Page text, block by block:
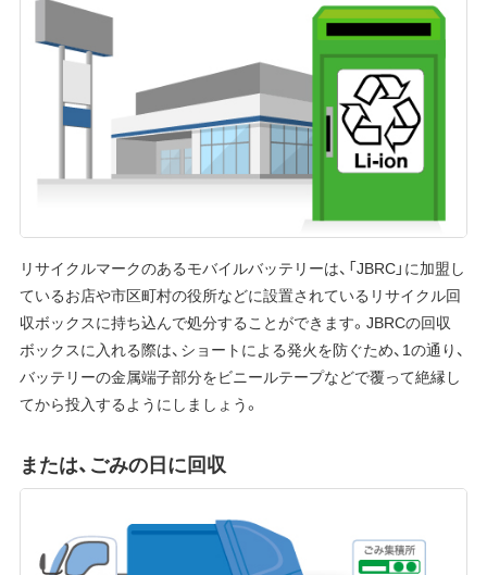
リサイクルマークのあるモバイルバッテリーは、「JBRC」に加盟し
ているお店や市区町村の役所などに設置されているリサイクル回
収ボックスに持ち込んで処分することができます。JBRCの回収
ボックスに入れる際は、ショートによる発火を防ぐため、1の通り、
バッテリーの金属端子部分をビニールテープなどで覆って絶縁し
てから投入するようにしましょう。
または、ごみの日に回収